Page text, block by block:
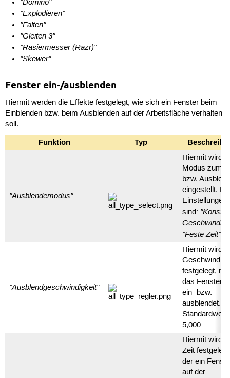
"Explodieren"
"Falten"
"Gleiten 3"
"Rasiermesser (Razr)"
"Skewer"
Fenster ein-/ausblenden
Hiermit werden die Effekte festgelegt, wie sich ein Fenster beim
Einblenden bzw. beim Ausblenden auf der Arbeitsfläche verhalten
soll.
Funktion Typ
"Ausblendemodus"
Hiermit wird
Modus zum
bzw.
eingestellt.
Einstellungen
sind:
"Feste Zeit"
"Ausblendgeschwindigkeit"
Hiermit wird
festgelegt,
das Fenster
ein- bzw.
ausblendet.
Standardwert
5,000
Hiermit wird
Zeit
der ein
auf der